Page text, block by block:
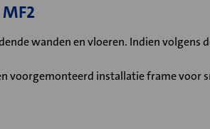
wanden en vloeren. Indien
voorgemonteerd installatie frame voor